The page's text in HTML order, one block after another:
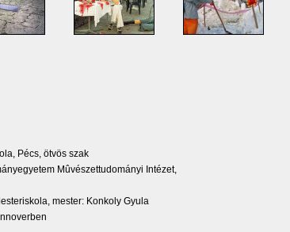
Pécs, ötvös szak
Mûvészettudományi Intézet,
mester: Konkoly Gyula